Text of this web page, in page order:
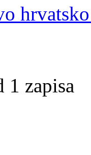
1 zapisa